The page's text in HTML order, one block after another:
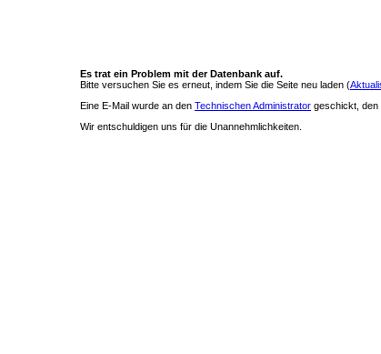
Es trat ein Problem mit der Datenbank auf.
Bitte versuchen Sie es erneut, indem Sie die Seite neu laden (
Eine E-Mail wurde an den Technischen Administrator geschickt, den
Wir entschuldigen uns für die Unannehmlichkeiten.